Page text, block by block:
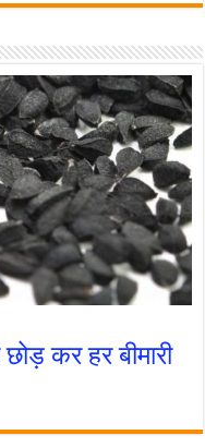
कर हर बीमारी